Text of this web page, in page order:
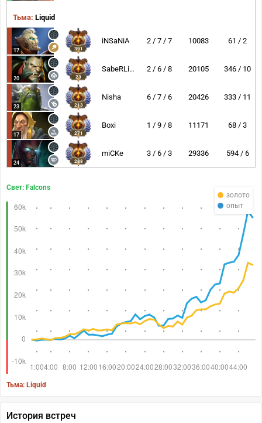
Тьма: Liquid
17 391
iNSaNiA 2 / 7 / 7 10083 61 / 2
20 23
SabeRLight- 2 / 6 / 8 20105 346 / 10
23 213
Nisha 6 / 7 / 6 20426 333 / 11
17 271
Boxi 1 / 9 / 8 11171 68 / 3
24 288
miCKe 3 / 6 / 3 29336 594 / 6
золото
опыт
Свет: Falcons
Тьма: Liquid
История встреч